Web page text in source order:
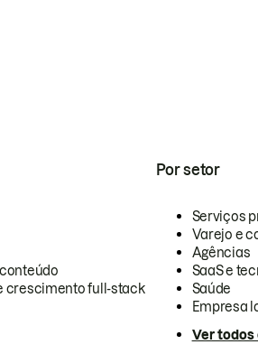
crescimento full-stack
Por setor
Serviços
Varejo e
Agências
SaaS e
Saúde
Empresa
Ver todos